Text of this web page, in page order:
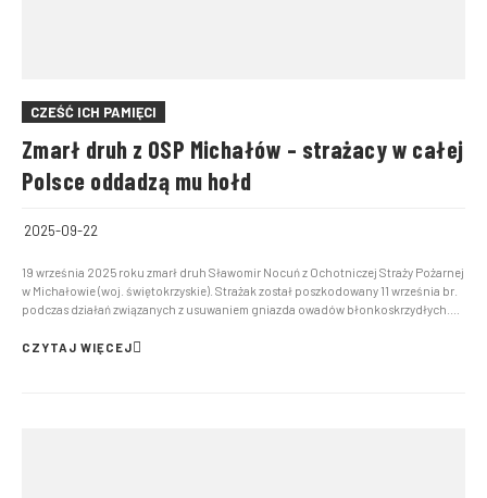
CZEŚĆ ICH PAMIĘCI
Zmarł druh z OSP Michałów – strażacy w całej
Polsce oddadzą mu hołd
2025-09-22
19 września 2025 roku zmarł druh Sławomir Nocuń z Ochotniczej Straży Pożarnej
w Michałowie (woj. świętokrzyskie). Strażak został poszkodowany 11 września br.
podczas działań związanych z usuwaniem gniazda owadów błonkoskrzydłych.
Ochotniczych Straży Pożarnych RP za...
CZYTAJ WIĘCEJ